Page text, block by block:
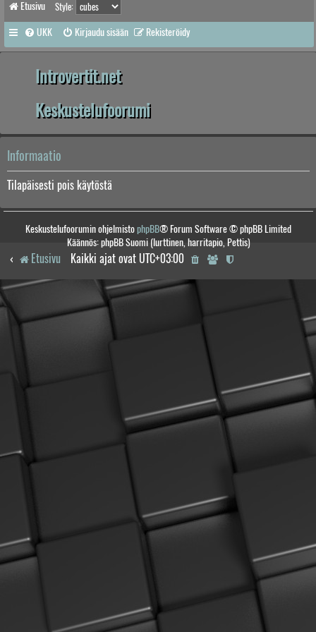
Etusivu Style:
UKK Kirjaudu sisään Rekisteröidy
Introvertit.net
Keskustelufoorumi
Informaatio
Tilapäisesti pois käytöstä
Keskustelufoorumin ohjelmistophpBB® Forum Software © phpBB Limited
Käännös: phpBB Suomi (lurttinen, harritapio, Pettis)
Etusivu Kaikki ajat ovat UTC+03:00